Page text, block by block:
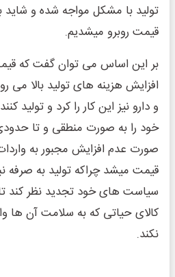
قیمت روبرو میشدیم.
بر این اساس می توان گفت که
افزایش هزینه های تولید بالا می
و دارو نیز این کار را کرد و تولید
خود را به صورت منطقی و تا
صورت عدم افزایش مجبور به
قیمت میشد چراکه تولید به صرفه
سیاست های خود تجدید نظر کند
کالای حیاتی که به سلامت آن ها
نکند.